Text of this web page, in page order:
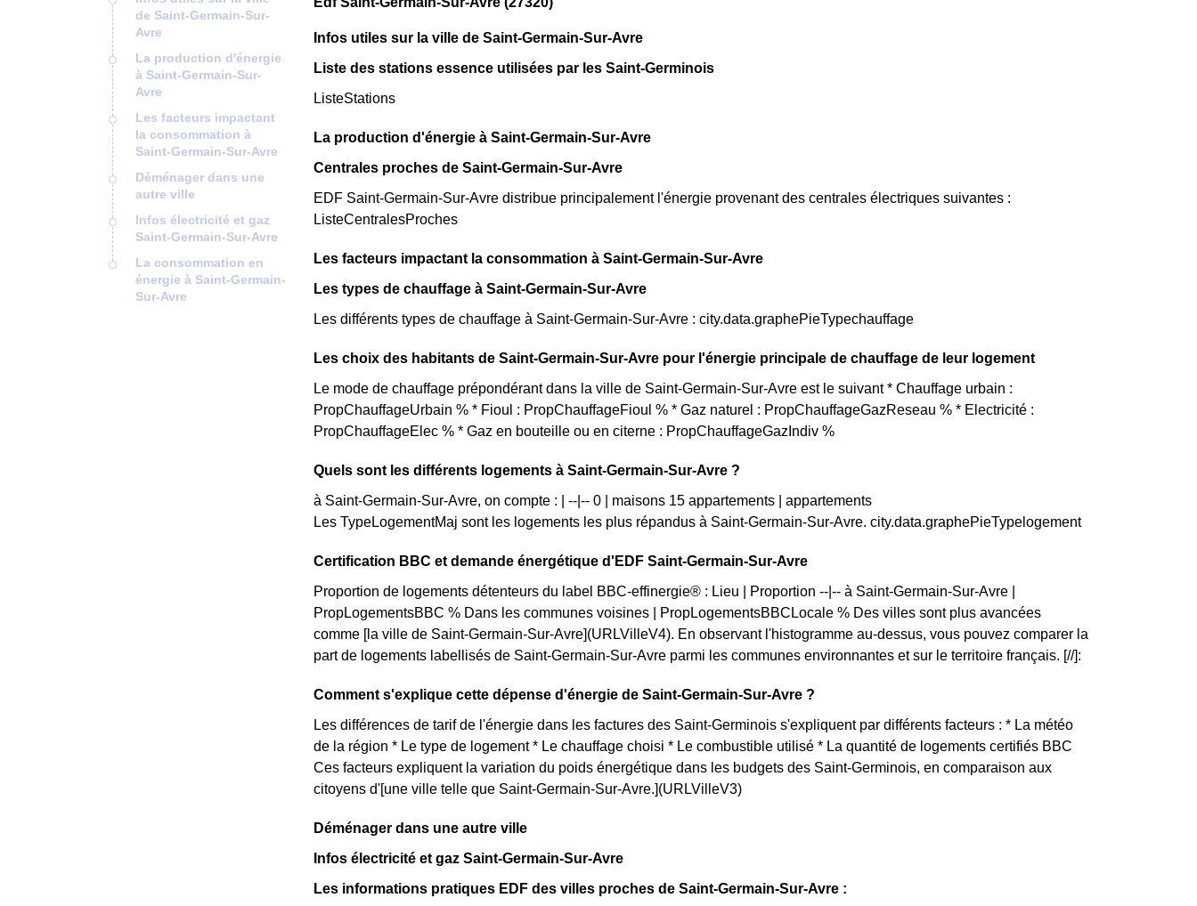
de Saint-Germain-Sur-
Avre
La production d'énergie
à Saint-Germain-Sur-
Avre
Les facteurs impactant
la consommation à
Saint-Germain-Sur-Avre
Déménager dans une
autre ville
Infos électricité et gaz
Saint-Germain-Sur-Avre
La consommation en
énergie à Saint-Germain-
Sur-Avre
Infos utiles sur la ville de Saint-Germain-Sur-Avre
Liste des stations essence utilisées par les Saint-Germinois
ListeStations
La production d'énergie à Saint-Germain-Sur-Avre
Centrales proches de Saint-Germain-Sur-Avre
EDF Saint-Germain-Sur-Avre distribue principalement l'énergie provenant des centrales électriques suivantes :
ListeCentralesProches
Les facteurs impactant la consommation à Saint-Germain-Sur-Avre
Les types de chauffage à Saint-Germain-Sur-Avre
Les différents types de chauffage à Saint-Germain-Sur-Avre : city.data.graphePieTypechauffage
Les choix des habitants de Saint-Germain-Sur-Avre pour l'énergie principale de chauffage de leur logement
Le mode de chauffage prépondérant dans la ville de Saint-Germain-Sur-Avre est le suivant * Chauffage urbain :
PropChauffageUrbain % * Fioul : PropChauffageFioul % * Gaz naturel : PropChauffageGazReseau % * Electricité :
PropChauffageElec % * Gaz en bouteille ou en citerne : PropChauffageGazIndiv %
Quels sont les différents logements à Saint-Germain-Sur-Avre ?
à Saint-Germain-Sur-Avre, on compte : | --|-- 0 | maisons 15 appartements | appartements
Les TypeLogementMaj sont les logements les plus répandus à Saint-Germain-Sur-Avre. city.data.graphePieTypelogement
Certification BBC et demande énergétique d'EDF Saint-Germain-Sur-Avre
Proportion de logements détenteurs du label BBC-effinergie® : Lieu | Proportion --|-- à Saint-Germain-Sur-Avre |
PropLogementsBBC % Dans les communes voisines | PropLogementsBBCLocale % Des villes sont plus avancées
comme [la ville de Saint-Germain-Sur-Avre](URLVilleV4). En observant l'histogramme au-dessus, vous pouvez comparer la
part de logements labellisés de Saint-Germain-Sur-Avre parmi les communes environnantes et sur le territoire français. [//]:
Comment s'explique cette dépense d'énergie de Saint-Germain-Sur-Avre ?
Les différences de tarif de l'énergie dans les factures des Saint-Germinois s'expliquent par différents facteurs : * La météo
de la région * Le type de logement * Le chauffage choisi * Le combustible utilisé * La quantité de logements certifiés BBC
Ces facteurs expliquent la variation du poids énergétique dans les budgets des Saint-Germinois, en comparaison aux
citoyens d'[une ville telle que Saint-Germain-Sur-Avre.](URLVilleV3)
Déménager dans une autre ville
Infos électricité et gaz Saint-Germain-Sur-Avre
Les informations pratiques EDF des villes proches de Saint-Germain-Sur-Avre :